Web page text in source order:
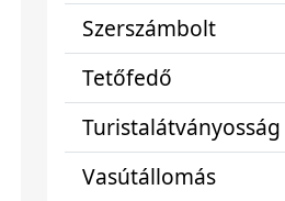
Szerszámbolt
Tetőfedő
Turistalátványosság
Vasútállomás